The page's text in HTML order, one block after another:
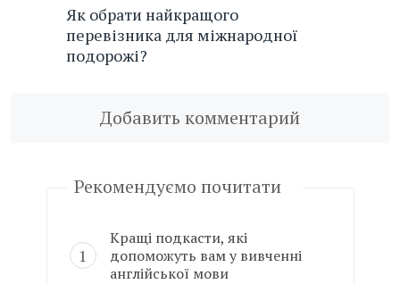
Як обрати найкращого
перевізника для міжнародної
подорожі?
Добавить комментарий
Рекомендуємо почитати
Кращі подкасти, які
допоможуть вам у вивченні
англійської мови